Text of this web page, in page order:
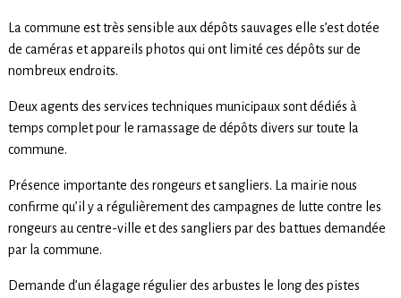
La commune est très sensible aux dépôts sauvages elle s’est dotée
de caméras et appareils photos qui ont limité ces dépôts sur de
nombreux endroits.
Deux agents des services techniques municipaux sont dédiés à
temps complet pour le ramassage de dépôts divers sur toute la
commune.
Présence importante des rongeurs et sangliers. La mairie nous
confirme qu’il y a régulièrement des campagnes de lutte contre les
rongeurs au centre-ville et des sangliers par des battues demandée
par la commune.
Demande d’un élagage régulier des arbustes le long des pistes